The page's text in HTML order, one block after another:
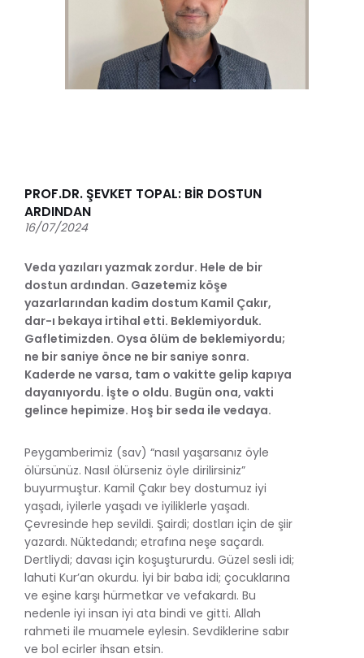
PROF.DR. ŞEVKET TOPAL: BİR DOSTUN
ARDINDAN
16/07/2024
Veda yazıları yazmak zordur. Hele de bir
dostun ardından. Gazetemiz köşe
yazarlarından kadim dostum Kamil Çakır,
dar-ı bekaya irtihal etti. Beklemiyorduk.
Gafletimizden. Oysa ölüm de beklemiyordu;
ne bir saniye önce ne bir saniye sonra.
Kaderde ne varsa, tam o vakitte gelip kapıya
dayanıyordu. İşte o oldu. Bugün ona, vakti
gelince hepimize. Hoş bir seda ile vedaya.
Peygamberimiz (sav) “nasıl yaşarsanız öyle
ölürsünüz. Nasıl ölürseniz öyle dirilirsiniz”
buyurmuştur. Kamil Çakır bey dostumuz iyi
yaşadı, iyilerle yaşadı ve iyiliklerle yaşadı.
Çevresinde hep sevildi. Şairdi; dostları için de şiir
yazardı. Nüktedandı; etrafına neşe saçardı.
Dertliydi; davası için koşuştururdu. Güzel sesli idi;
lahuti Kur’an okurdu. İyi bir baba idi; çocuklarına
ve eşine karşı hürmetkar ve vefakardı. Bu
nedenle iyi insan iyi ata bindi ve gitti. Allah
rahmeti ile muamele eylesin. Sevdiklerine sabır
ve bol ecirler ihsan etsin.